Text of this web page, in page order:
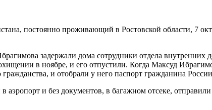
постоянно проживающий в Ростовской области, 7
задержали дома сотрудники отдела
в ноябре, и его отпустили. Когда Максуд
и отобрали у него паспорт гражданина
аэропорт и без документов, в багажном отсеке,